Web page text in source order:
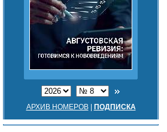
АРХИВ НОМЕРОВ| ПОДПИСКА